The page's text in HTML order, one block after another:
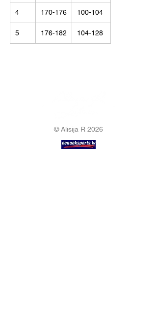
4 170-176 100-104
5 176-182 104-128
© Alisija R 2026